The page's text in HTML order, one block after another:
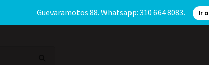
Guevaramotos 88. Whatsapp: 310 664 8083. Ir